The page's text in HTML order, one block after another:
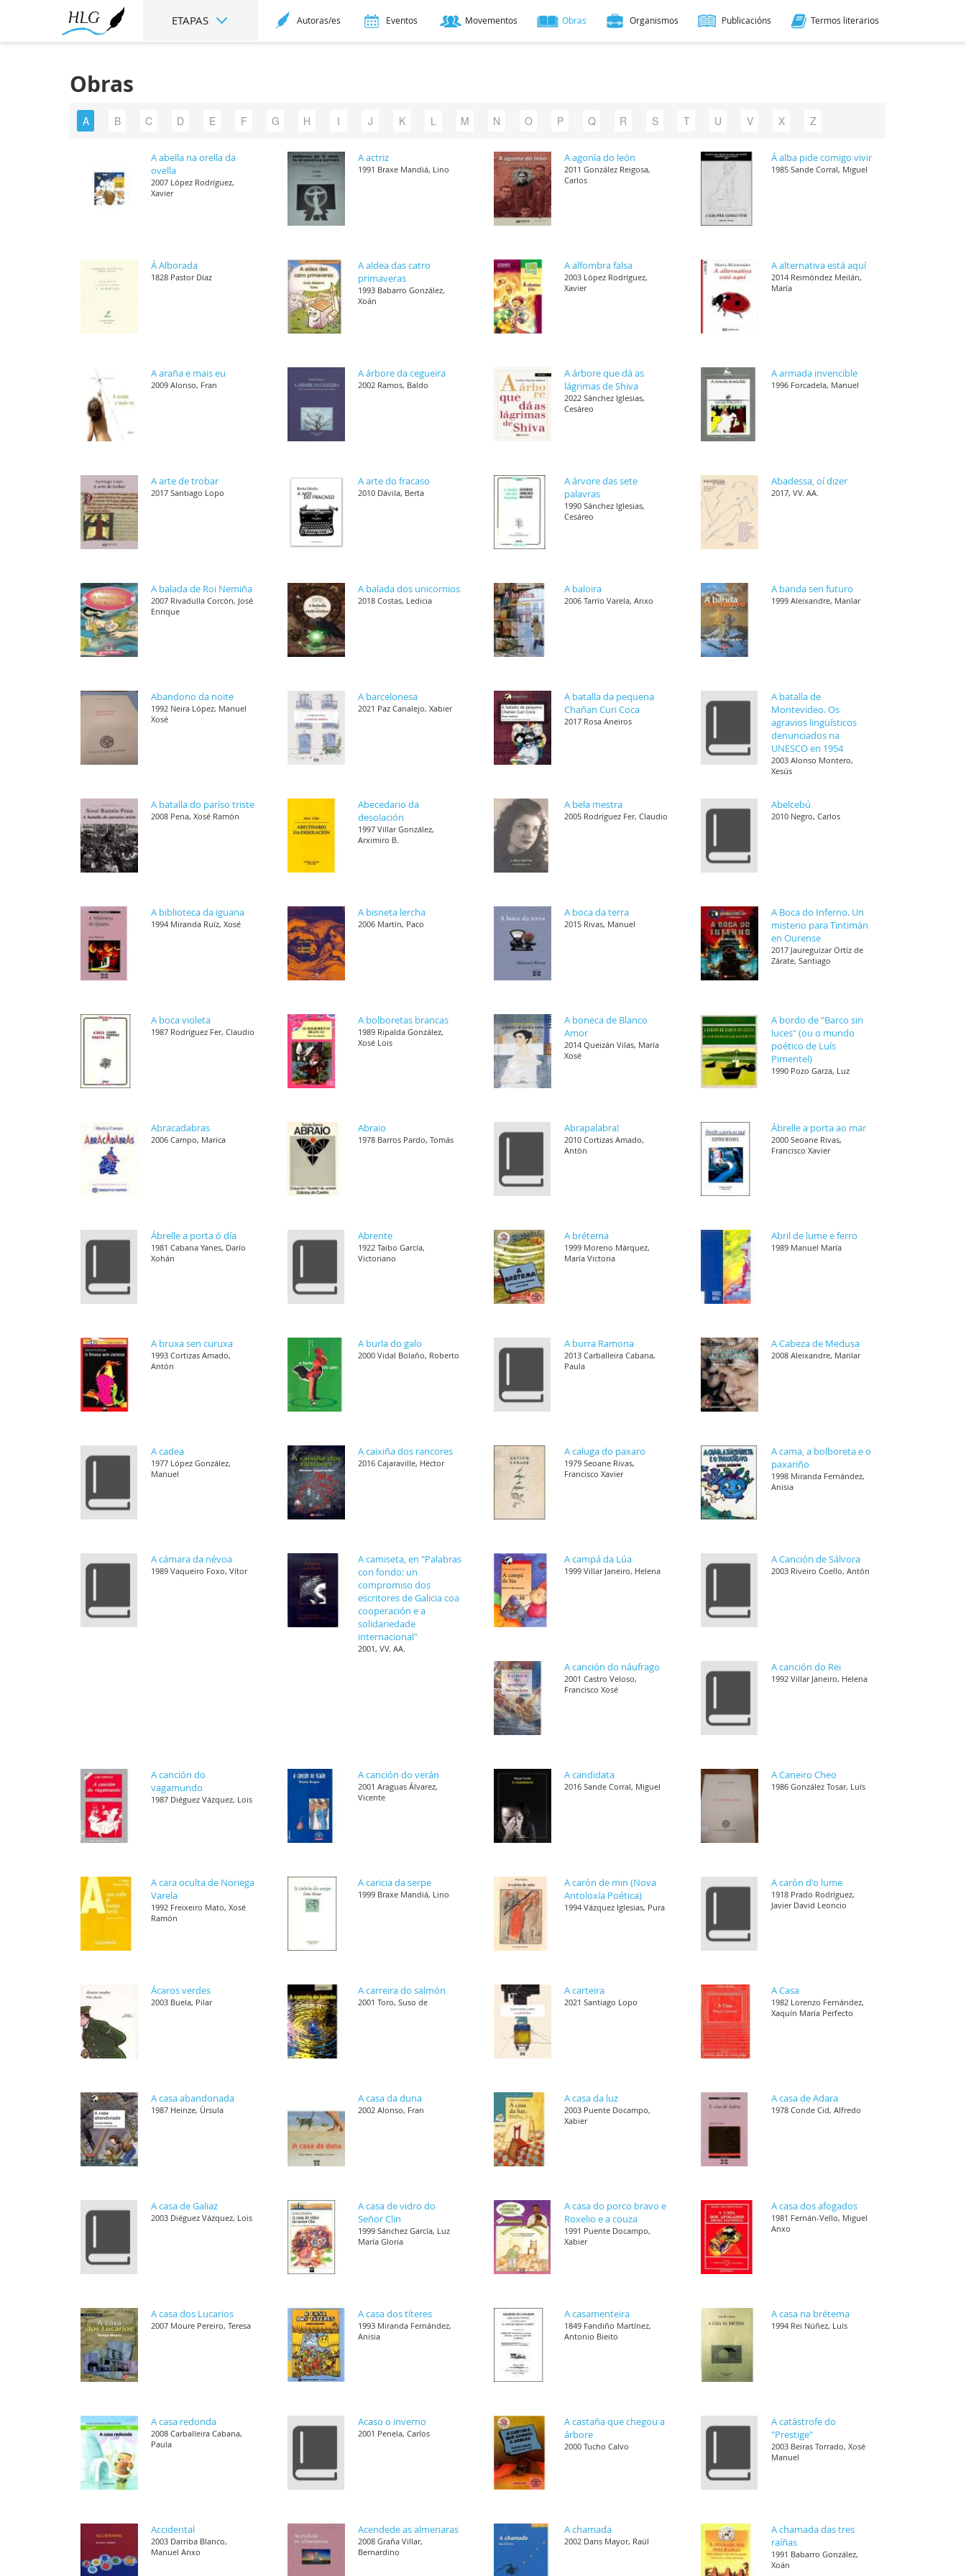
ETAPAS Autoras/es Eventos Movementos Obras Organismos Publicacións Termos literarios
Obras
A B C D E F G H I J K L M N O P Q R S T U V X Z
A abella na orella da
ovella
2007 López Rodríguez,
Xavier
A actriz
1991 Braxe Mandiá, Lino
A agonía do león
2011 González Reigosa,
Carlos
Á alba pide comigo vivir
1985 Sande Corral, Miguel
Á Alborada
1828 Pastor Díaz
A aldea das catro
primaveras
1993 Babarro González,
Xoán
A alfombra falsa
2003 López Rodríguez,
Xavier
A alternativa está aquí
2014 Reimóndez Meilán,
María
A araña e mais eu
2009 Alonso, Fran
A árbore da cegueira
2002 Ramos, Baldo
A árbore que dá as
lágrimas de Shiva
2022 Sánchez Iglesias,
Cesáreo
A armada invencible
1996 Forcadela, Manuel
A arte de trobar
2017 Santiago Lopo
A arte do fracaso
2010 Dávila, Berta
A árvore das sete
palavras
1990 Sánchez Iglesias,
Cesáreo
Abadessa, oí dizer
2017, VV. AA.
A balada de Roi Nemiña
2007 Rivadulla Corcón, José
Enrique
A balada dos unicornios
2018 Costas, Ledicia
A baloira
2006 Tarrío Varela, Anxo
A banda sen futuro
1999 Aleixandre, Marilar
Abandono da noite
1992 Neira López, Manuel
Xosé
A barcelonesa
2021 Paz Canalejo, Xabier
A batalla da pequena
Chañan Curi Coca
2017 Rosa Aneiros
A batalla de
Montevideo. Os
agravios lingüísticos
denunciados na
UNESCO en 1954
2003 Alonso Montero,
Xesús
A batalla do paríso triste
2008 Pena, Xosé Ramón
Abecedario da
desolación
1997 Villar González,
Arximiro B.
A bela mestra
2005 Rodríguez Fer, Claudio
Abelcebú
2010 Negro, Carlos
A biblioteca da iguana
1994 Miranda Ruíz, Xosé
A bisneta lercha
2006 Martín, Paco
A boca da terra
2015 Rivas, Manuel
A Boca do Inferno. Un
misterio para Tintimán
en Ourense
2017 Jaureguizar Ortíz de
Zárate, Santiago
A boca violeta
1987 Rodríguez Fer, Claudio
A bolboretas brancas
1989 Ripalda González,
Xosé Lois
A boneca de Blanco
Amor
2014 Queizán Vilas, María
Xosé
A bordo de "Barco sin
luces" (ou o mundo
poético de Luís
Pimentel)
1990 Pozo Garza, Luz
Abracadabras
2006 Campo, Marica
Abraio
1978 Barros Pardo, Tomás
Abrapalabra!
2010 Cortizas Amado,
Antón
Ábrelle a porta ao mar
2000 Seoane Rivas,
Francisco Xavier
Ábrelle a porta ó día
1981 Cabana Yanes, Darío
Xohán
Abrente
1922 Taibo García,
Victoriano
A brétema
1999 Moreno Márquez,
María Victoria
Abril de lume e ferro
1989 Manuel María
A bruxa sen curuxa
1993 Cortizas Amado,
Antón
A burla do galo
2000 Vidal Bolaño, Roberto
A burra Ramona
2013 Carballeira Cabana,
Paula
A Cabeza de Medusa
2008 Aleixandre, Marilar
A cadea
1977 López González,
Manuel
A caixiña dos rancores
2016 Cajaraville, Héctor
A caluga do paxaro
1979 Seoane Rivas,
Francisco Xavier
A cama, a bolboreta e o
paxariño
1998 Miranda Fernández,
Anisia
A cámara da névoa
1989 Vaqueiro Foxo, Vítor
A camiseta, en "Palabras
con fondo: un
compromiso dos
escritores de Galicia coa
cooperación e a
solidariedade
internacional"
2001, VV. AA.
A campá da Lúa
1999 Villar Janeiro, Helena
A Canción de Sálvora
2003 Riveiro Coello, Antón
A canción do náufrago
2001 Castro Veloso,
Francisco Xosé
A canción do Rei
1992 Villar Janeiro, Helena
A canción do
vagamundo
1987 Diéguez Vázquez, Lois
A canción do verán
2001 Araguas Álvarez,
Vicente
A candidata
2016 Sande Corral, Miguel
A Caneiro Cheo
1986 González Tosar, Luís
A cara oculta de Noriega
Varela
1992 Freixeiro Mato, Xosé
Ramón
A caricia da serpe
1999 Braxe Mandiá, Lino
A carón de min (Nova
Antoloxía Poética)
1994 Vázquez Iglesias, Pura
A carón d'o lume
1918 Prado Rodríguez,
Javier David Leoncio
Ácaros verdes
2003 Buela, Pilar
A carreira do salmón
2001 Toro, Suso de
A carteira
2021 Santiago Lopo
A Casa
1982 Lorenzo Fernández,
Xaquín María Perfecto
A casa abandonada
1987 Heinze, Úrsula
A casa da duna
2002 Alonso, Fran
A casa da luz
2003 Puente Docampo,
Xabier
A casa de Adara
1978 Conde Cid, Alfredo
A casa de Galiaz
2003 Diéguez Vázquez, Lois
A casa de vidro do
Señor Clin
1999 Sánchez García, Luz
María Gloria
A casa do porco bravo e
Roxelio e a couza
1991 Puente Docampo,
Xabier
A casa dos afogados
1981 Fernán-Vello, Miguel
Anxo
A casa dos Lucarios
2007 Moure Pereiro, Teresa
A casa dos títeres
1993 Miranda Fernández,
Anisia
A casamenteira
1849 Fandiño Martínez,
Antonio Bieito
A casa na brétema
1994 Rei Núñez, Luís
A casa redonda
2008 Carballeira Cabana,
Paula
Acaso o inverno
2001 Penela, Carlos
A castaña que chegou a
árbore
2000 Tucho Calvo
A catástrofe do
"Prestige"
2003 Beiras Torrado, Xosé
Manuel
Accidental
2003 Darriba Blanco,
Manuel Anxo
Acendede as almenaras
2008 Graña Villar,
Bernardino
A chamada
2002 Dans Mayor, Raúl
A chamada das tres
raíñas
1991 Babarro González,
Xoán